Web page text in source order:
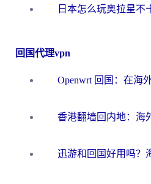
回国代理vpn